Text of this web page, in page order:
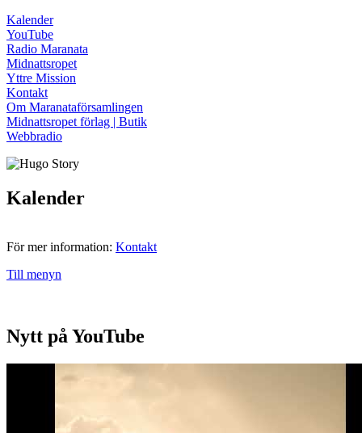
Kalender
YouTube
Radio Maranata
Midnattsropet
Yttre Mission
Kontakt
Om Maranataförsamlingen
Midnattsropet förlag | Butik
Webbradio
Kalender
För mer information: Kontakt
Till menyn
Nytt på YouTube